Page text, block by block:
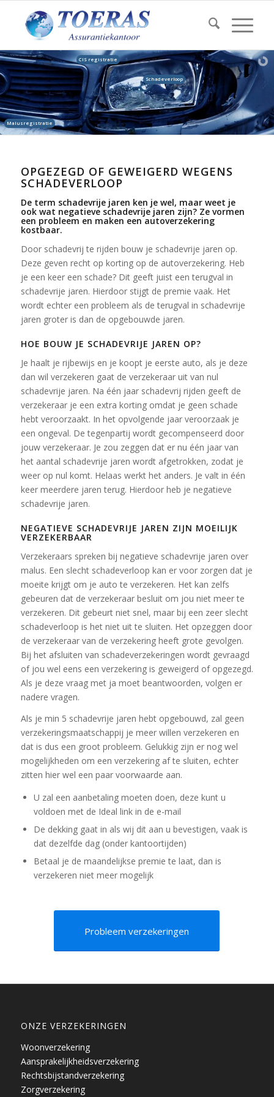
Malusregistratie
CIS registratie
Schadeverloop
OPGEZEGD OF GEWEIGERD WEGENS
SCHADEVERLOOP
De term schadevrije jaren ken je wel, maar weet je
ook wat negatieve schadevrije jaren zijn? Ze vormen
een probleem en maken een autoverzekering
kostbaar.
Door schadevrij te rijden bouw je schadevrije jaren op.
Deze geven recht op korting op de autoverzekering. Heb
je een keer een schade? Dit geeft juist een terugval in
schadevrije jaren. Hierdoor stijgt de premie vaak. Het
wordt echter een probleem als de terugval in schadevrije
jaren groter is dan de opgebouwde jaren.
HOE BOUW JE SCHADEVRIJE JAREN OP?
Je haalt je rijbewijs en je koopt je eerste auto, als je deze
dan wil verzekeren gaat de verzekeraar uit van nul
schadevrije jaren. Na één jaar schadevrij rijden geeft de
verzekeraar je een extra korting omdat je geen schade
hebt veroorzaakt. In het opvolgende jaar veroorzaak je
een ongeval. De tegenpartij wordt gecompenseerd door
jouw verzekeraar. Je zou zeggen dat er nu één jaar van
het aantal schadevrije jaren wordt afgetrokken, zodat je
weer op nul komt. Helaas werkt het anders. Je valt in één
keer meerdere jaren terug. Hierdoor heb je negatieve
schadevrije jaren.
NEGATIEVE SCHADEVRIJE JAREN ZIJN MOEILIJK
VERZEKERBAAR
Verzekeraars spreken bij negatieve schadevrije jaren over
malus. Een slecht schadeverloop kan er voor zorgen dat je
moeite krijgt om je auto te verzekeren. Het kan zelfs
gebeuren dat de verzekeraar besluit om jou niet meer te
verzekeren. Dit gebeurt niet snel, maar bij een zeer slecht
schadeverloop is het niet uit te sluiten. Het opzeggen door
de verzekeraar van de verzekering heeft grote gevolgen.
Bij het afsluiten van schadeverzekeringen wordt gevraagd
of jou wel eens een verzekering is geweigerd of opgezegd.
Als je deze vraag met ja moet beantwoorden, volgen er
nadere vragen.
Als je min 5 schadevrije jaren hebt opgebouwd, zal geen
verzekeringsmaatschappij je meer willen verzekeren en
dat is dus een groot probleem. Gelukkig zijn er nog wel
mogelijkheden om een verzekering af te sluiten, echter
zitten hier wel een paar voorwaarde aan.
U zal een aanbetaling moeten doen, deze kunt u
voldoen met de Ideal link in de e-mail
De dekking gaat in als wij dit aan u bevestigen, vaak is
dat dezelfde dag (onder kantoortijden)
Betaal je de maandelijkse premie te laat, dan is
verzekeren niet meer mogelijk
Probleem verzekeringen
ONZE VERZEKERINGEN
Woonverzekering
Aansprakelijkheidsverzekering
Rechtsbijstandverzekering
Zorgverzekering